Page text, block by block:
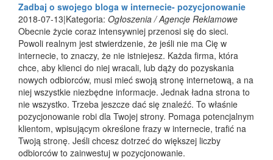
Zadbaj o swojego bloga w internecie- pozycjonowanie
2018-07-13|Kategoria: Ogłoszenia / Agencje Reklamowe
Obecnie życie coraz intensywniej przenosi się do sieci.
Powoli realnym jest stwierdzenie, że jeśli nie ma Cię w
internecie, to znaczy, że nie istniejesz. Każda firma, która
chce, aby klienci do niej wracali, lub dąży do pozyskania
nowych odbiorców, musi mieć swoją stronę internetową, a na
niej wszystkie niezbędne informacje. Jednak ładna strona to
nie wszystko. Trzeba jeszcze dać się znaleźć. To właśnie
pozycjonowanie robi dla Twojej strony. Pomaga potencjalnym
klientom, wpisującym określone frazy w internecie, trafić na
Twoją stronę. Jeśli chcesz dotrzeć do większej liczby
odbiorców to zainwestuj w pozycjonowanie.